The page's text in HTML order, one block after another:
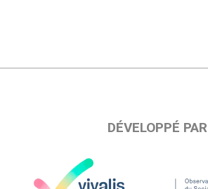
DÉVELOPPÉ PAR